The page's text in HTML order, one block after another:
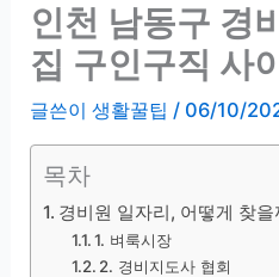
인천 남동구 경
집 구인구직 사
글쓴이생활꿀팁 / 06/10/
목차
경비원 일자리, 어떻게 찾을
1. 벼룩시장
2. 경비지도사 협회